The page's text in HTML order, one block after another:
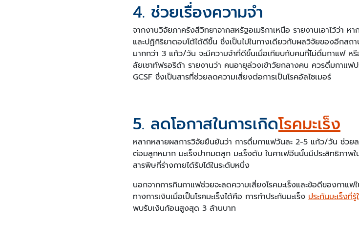
4. ช่วยเรื่องความจำ
จากงานวิจัยภาครังสีวิทยาจากสหรัฐอเมริกาเหนือ รายงานเอาไว้ว่า
และปฏิกิริยาตอบโต้ได้ดีขึ้น ซึ่งเป็นไปในทางเดียวกับผลวิจัยของอีก
มากกว่า 3 แก้ว/วัน จะมีความจำที่ดีขึ้นเมื่อเทียบกับคนที่ไม่ดื่มกาแฟ ห
ลัยเซาท์ฟรอริด้า รายงานว่า คนอายุล่วงเข้าวัยกลางคน ควรดื่มกาแ
GCSF ซึ่งเป็นสารที่ช่วยลดความเสี่ยงต่อการเป็นโรคอัลไซเมอร์
5. ลดโอกาสในการเกิดโรคมะเร็ง
หลากหลายผลการวิจัยยืนยันว่า การดื่มกาแฟวันละ 2-5 แก้ว/วัน ช่วยล
ต่อมลูกหมาก มะเร็งปากมดลูก มะเร็งตับ ในคาเฟอีนนั้นมีประสิทธิภาพ
สารพิษที่ร่างกายได้รับได้ในระดับหนึ่ง
นอกจากการกินกาแฟช่วยจะลดความเสี่ยงโรคมะเร็งและข้อดีของกา
ทางการเงินเมื่อเป็นโรคมะเร็งได้คือ การทำประกันมะเร็ง ประกันมะเร็งที่รู้
พบรับเงินก้อนสูงสุด 3 ล้านบาท